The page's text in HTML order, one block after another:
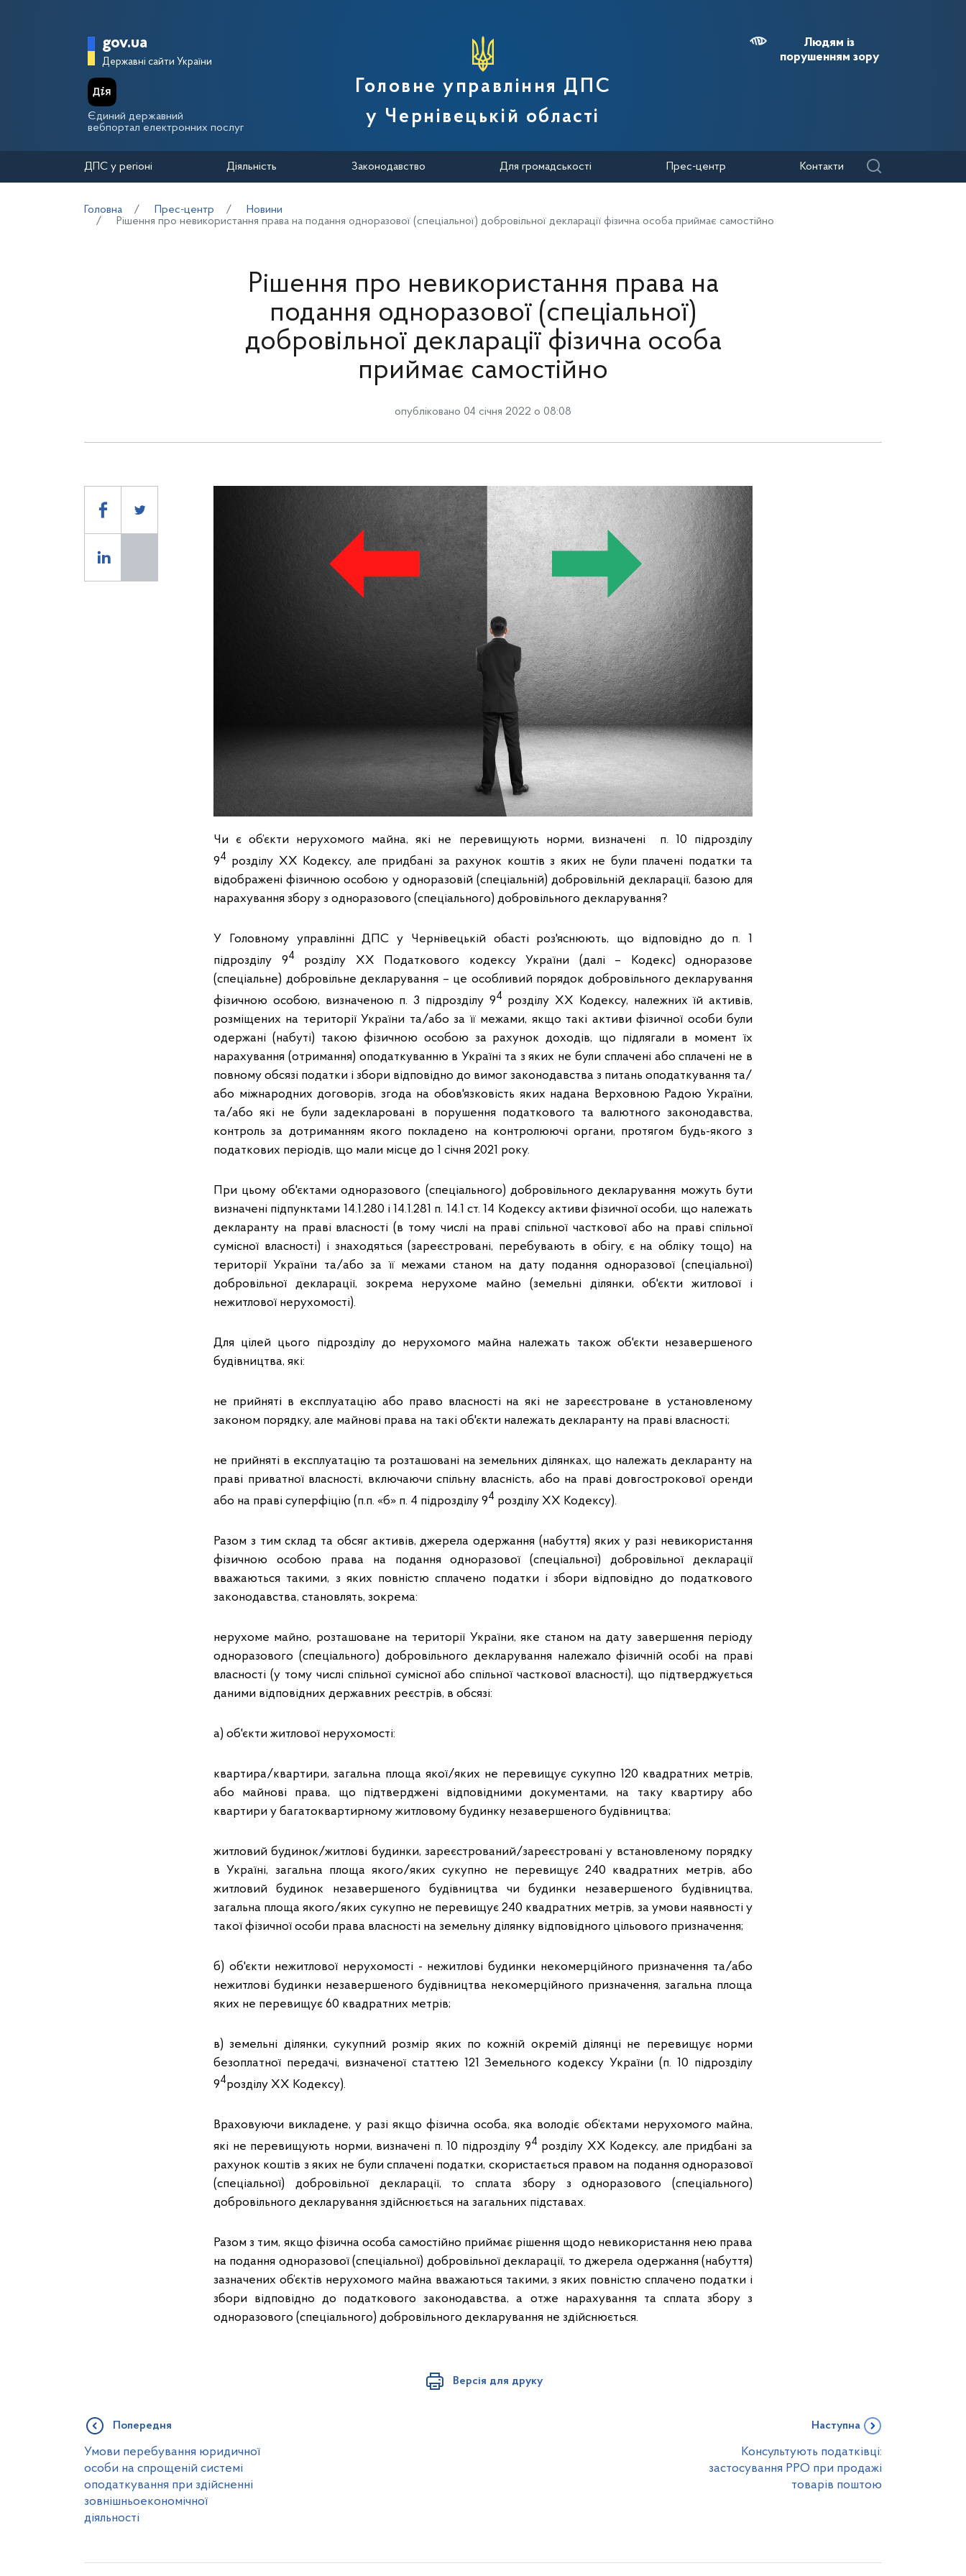
Головна сторінка Державної податкової служби України
gov.ua
Державні сайти України
Єдиний державний
вебпортал електронних послуг
Головне управління ДПС
у Чернівецькій області
Людям із
порушенням зору
ДПС у регіоні Діяльність Законодавство Для громадськості Прес-центр Контакти
Головна Прес-центр
Новини
Рішення про невикористання права на подання одноразової (спеціальної) добровільної декларації фізична особа приймає самостійно
Рішення про невикористання права на
подання одноразової (спеціальної)
добровільної декларації фізична особа
приймає самостійно
опубліковано 04 січня 2022 о 08:08
Чи є об’єкти нерухомого майна, які не перевищують норми, визначені п. 10 підрозділу
94 розділу ХХ Кодексу, але придбані за рахунок коштів з яких не були плачені податки та
відображені фізичною особою у одноразовій (спеціальній) добровільній декларації, базою для
нарахування збору з одноразового (спеціального) добровільного декларування?
У Головному управлінні ДПС у Чернівецькій обасті роз'яснюють, що відповідно до п. 1
підрозділу 94 розділу ХХ Податкового кодексу України (далі – Кодекс) одноразове
(спеціальне) добровільне декларування – це особливий порядок добровільного декларування
фізичною особою, визначеною п. 3 підрозділу 94 розділу ХХ Кодексу, належних їй активів,
розміщених на території України та/або за її межами, якщо такі активи фізичної особи були
одержані (набуті) такою фізичною особою за рахунок доходів, що підлягали в момент їх
нарахування (отримання) оподаткуванню в Україні та з яких не були сплачені або сплачені не в
повному обсязі податки і збори відповідно до вимог законодавства з питань оподаткування та/
або міжнародних договорів, згода на обов'язковість яких надана Верховною Радою України,
та/або які не були задекларовані в порушення податкового та валютного законодавства,
контроль за дотриманням якого покладено на контролюючі органи, протягом будь-якого з
податкових періодів, що мали місце до 1 січня 2021 року.
При цьому об'єктами одноразового (спеціального) добровільного декларування можуть бути
визначені підпунктами 14.1.280 і 14.1.281 п. 14.1 ст. 14 Кодексу активи фізичної особи, що належать
декларанту на праві власності (в тому числі на праві спільної часткової або на праві спільної
сумісної власності) і знаходяться (зареєстровані, перебувають в обігу, є на обліку тощо) на
території України та/або за її межами станом на дату подання одноразової (спеціальної)
добровільної декларації, зокрема нерухоме майно (земельні ділянки, об'єкти житлової і
нежитлової нерухомості).
Для цілей цього підрозділу до нерухомого майна належать також об'єкти незавершеного
будівництва, які:
не прийняті в експлуатацію або право власності на які не зареєстроване в установленому
законом порядку, але майнові права на такі об'єкти належать декларанту на праві власності;
не прийняті в експлуатацію та розташовані на земельних ділянках, що належать декларанту на
праві приватної власності, включаючи спільну власність, або на праві довгострокової оренди
або на праві суперфіцію (п.п. «б» п. 4 підрозділу 94 розділу ХХ Кодексу).
Разом з тим склад та обсяг активів, джерела одержання (набуття) яких у разі невикористання
фізичною особою права на подання одноразової (спеціальної) добровільної декларації
вважаються такими, з яких повністю сплачено податки і збори відповідно до податкового
законодавства, становлять, зокрема:
нерухоме майно, розташоване на території України, яке станом на дату завершення періоду
одноразового (спеціального) добровільного декларування належало фізичній особі на праві
власності (у тому числі спільної сумісної або спільної часткової власності), що підтверджується
даними відповідних державних реєстрів, в обсязі:
а) об'єкти житлової нерухомості:
квартира/квартири, загальна площа якої/яких не перевищує сукупно 120 квадратних метрів,
або майнові права, що підтверджені відповідними документами, на таку квартиру або
квартири у багатоквартирному житловому будинку незавершеного будівництва;
житловий будинок/житлові будинки, зареєстрований/зареєстровані у встановленому порядку
в Україні, загальна площа якого/яких сукупно не перевищує 240 квадратних метрів, або
житловий будинок незавершеного будівництва чи будинки незавершеного будівництва,
загальна площа якого/яких сукупно не перевищує 240 квадратних метрів, за умови наявності у
такої фізичної особи права власності на земельну ділянку відповідного цільового призначення;
б) об'єкти нежитлової нерухомості - нежитлові будинки некомерційного призначення та/або
нежитлові будинки незавершеного будівництва некомерційного призначення, загальна площа
яких не перевищує 60 квадратних метрів;
в) земельні ділянки, сукупний розмір яких по кожній окремій ділянці не перевищує норми
безоплатної передачі, визначеної статтею 121 Земельного кодексу України (п. 10 підрозділу
94розділу ХХ Кодексу).
Враховуючи викладене, у разі якщо фізична особа, яка володіє об’єктами нерухомого майна,
які не перевищують норми, визначені п. 10 підрозділу 94 розділу ХХ Кодексу, але придбані за
рахунок коштів з яких не були сплачені податки, скористається правом на подання одноразової
(спеціальної) добровільної декларації, то сплата збору з одноразового (спеціального)
добровільного декларування здійснюється на загальних підставах.
Разом з тим, якщо фізична особа самостійно приймає рішення щодо невикористання нею права
на подання одноразової (спеціальної) добровільної декларації, то джерела одержання (набуття)
зазначених об’єктів нерухомого майна вважаються такими, з яких повністю сплачено податки і
збори відповідно до податкового законодавства, а отже нарахування та сплата збору з
одноразового (спеціального) добровільного декларування не здійснюється.
Версія для друку
Попередня
Умови перебування юридичної
особи на спрощеній системі
оподаткування при здійсненні
зовнішньоекономічної
діяльності
Наступна
Консультують податківці:
застосування РРО при продажі
товарів поштою